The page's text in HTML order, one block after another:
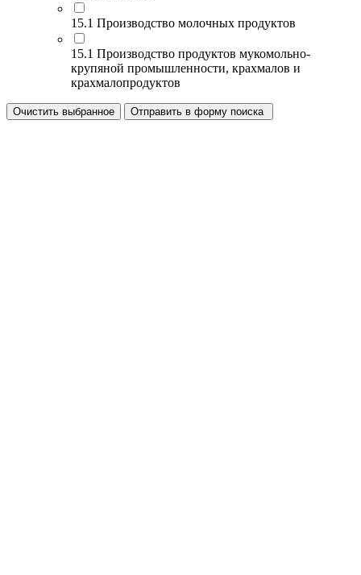
15.1 Производство молочных продуктов
15.1 Производство продуктов мукомольно-
крупяной промышленности, крахмалов и
крахмалопродуктов